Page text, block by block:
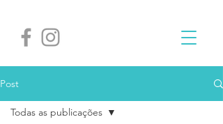
Post
Todas as publicações